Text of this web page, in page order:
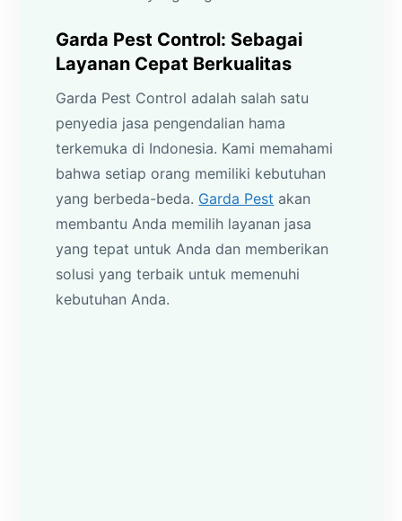
Garda Pest Control: Sebagai
Layanan Cepat Berkualitas
Garda Pest Control adalah salah satu
penyedia jasa pengendalian hama
terkemuka di Indonesia. Kami memahami
bahwa setiap orang memiliki kebutuhan
yang berbeda-beda. Garda Pest akan
membantu Anda memilih layanan jasa
yang tepat untuk Anda dan memberikan
solusi yang terbaik untuk memenuhi
kebutuhan Anda.